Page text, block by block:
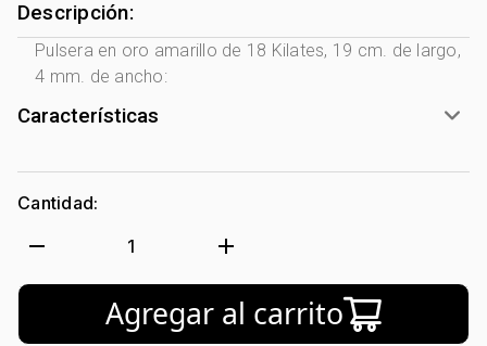
Descripción:
Pulsera en oro amarillo de 18 Kilates, 19 cm. de largo,
4 mm. de ancho:
Características
Género: Mujer
Tono Metal:
Metal: Oro 18 Kilates
Figuras Geométricas
Longitud: 19
Tipo de terminado:
Liso
Tipo de Broche:
Pico Loro
Cantidad:
remove 1 add
Agregar al carrito